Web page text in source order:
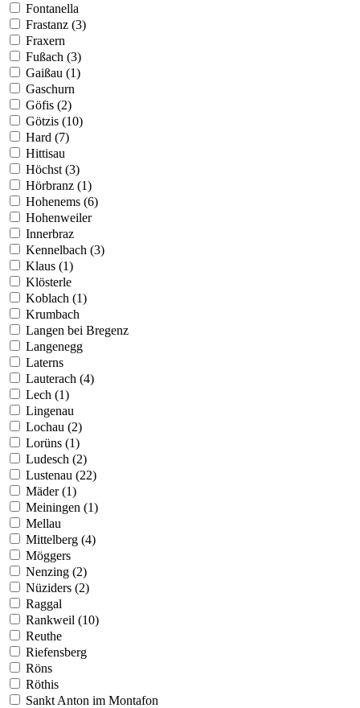
Fontanella
Frastanz (3)
Fraxern
Fußach (3)
Gaißau (1)
Gaschurn
Göfis (2)
Götzis (10)
Hard (7)
Hittisau
Höchst (3)
Hörbranz (1)
Hohenems (6)
Hohenweiler
Innerbraz
Kennelbach (3)
Klaus (1)
Klösterle
Koblach (1)
Krumbach
Langen bei Bregenz
Langenegg
Laterns
Lauterach (4)
Lech (1)
Lingenau
Lochau (2)
Lorüns (1)
Ludesch (2)
Lustenau (22)
Mäder (1)
Meiningen (1)
Mellau
Mittelberg (4)
Möggers
Nenzing (2)
Nüziders (2)
Raggal
Rankweil (10)
Reuthe
Riefensberg
Röns
Röthis
Sankt Anton im Montafon